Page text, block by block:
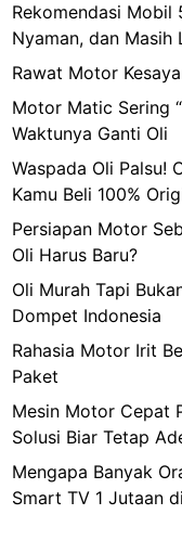
Rekomendasi Mobil
Nyaman, dan Masih
Rawat Motor
Motor Matic Sering
Waktunya Ganti Oli
Waspada Oli Palsu!
Kamu Beli 100%
Persiapan Motor
Oli Harus Baru?
Oli Murah Tapi
Dompet Indonesia
Rahasia Motor Irit
Paket
Mesin Motor Cepat
Solusi Biar Tetap
Mengapa Banyak
Smart TV 1 Jutaan